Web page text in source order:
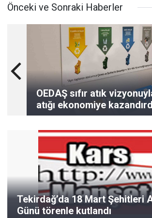
Önceki ve Sonraki Haberler
OEDAŞ sıfır atık
atığı ekonomiye
Tekirdağ’da 18 Mart Şehitleri
Günü törenle kutlandı